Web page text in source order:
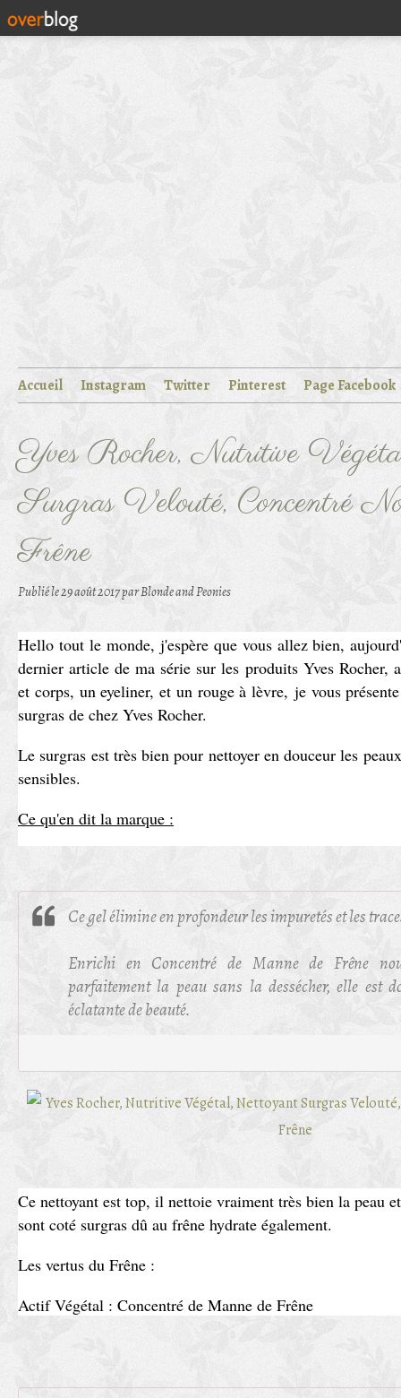
Accueil Instagram Twitter Pinterest Page Facebook
Yves Rocher, Nutritive
Surgras Velouté, Concentré
Frêne
Publié le29 août 2017par Blonde and Peonies
Hello tout le monde, j'espère que vous allez bien,
dernier article de ma série sur les produits Yves Rocher,
et corps, un eyeliner, et un rouge à lèvre, je vous
surgras de chez Yves Rocher.
Le surgras est très bien pour nettoyer en douceur les
sensibles.
Ce qu'en dit la marque :
Ce gel élimine en profondeur les impuretés et les
Enrichi en Concentré de Manne de Frêne
parfaitement la peau sans la dessécher, elle est
éclatante de beauté.
Ce nettoyant est top, il nettoie vraiment très bien la peau
sont coté surgras dû au frêne hydrate également.
Les vertus du Frêne :
Actif Végétal : Concentré de Manne de Frêne